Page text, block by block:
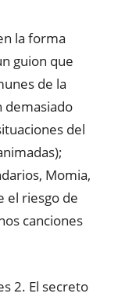
la forma
guion que
de la
demasiado
del
Momia,
el riesgo de
canciones
2. El secreto